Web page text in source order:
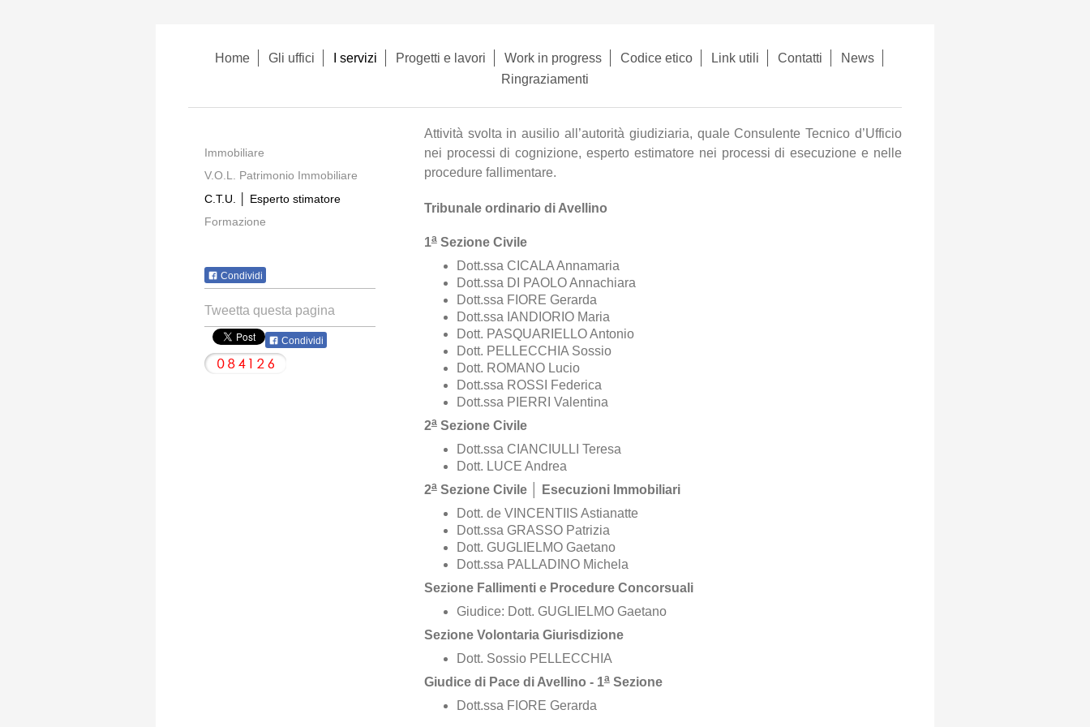
Home Gli uffici I servizi Progetti e lavori Work in progress Codice etico Link utili Contatti
News
Ringraziamenti
Attività svolta in ausilio all’autorità giudiziaria, quale Consulente Tecnico d’Ufficio
nei processi di cognizione, esperto estimatore nei processi di esecuzione e nelle
procedure fallimentare.
Tribunale ordinario di Avellino
1aSezione Civile
Dott.ssa CICALA Annamaria
Dott.ssa DI PAOLO Annachiara
Dott.ssa FIORE Gerarda
Dott.ssa IANDIORIO Maria
Dott. PASQUARIELLO Antonio
Dott. PELLECCHIA Sossio
Dott. ROMANO Lucio
Dott.ssa ROSSI Federica
Dott.ssa PIERRI Valentina
2aSezione Civile
Dott.ssa CIANCIULLI Teresa
Dott. LUCE Andrea
2aSezione Civile │ Esecuzioni Immobiliari
Dott. de VINCENTIIS Astianatte
Dott.ssa GRASSO Patrizia
Dott. GUGLIELMO Gaetano
Dott.ssa PALLADINO Michela
Sezione Fallimenti e Procedure Concorsuali
Giudice: Dott. GUGLIELMO Gaetano
Sezione Volontaria Giurisdizione
Dott. Sossio PELLECCHIA
Giudice di Pace di Avellino - 1aSezione
Dott.ssa FIORE Gerarda
Immobiliare
V.O.L. Patrimonio Immobiliare
C.T.U. │ Esperto stimatore
Formazione
Condividi
Tweetta questa pagina
Condividi